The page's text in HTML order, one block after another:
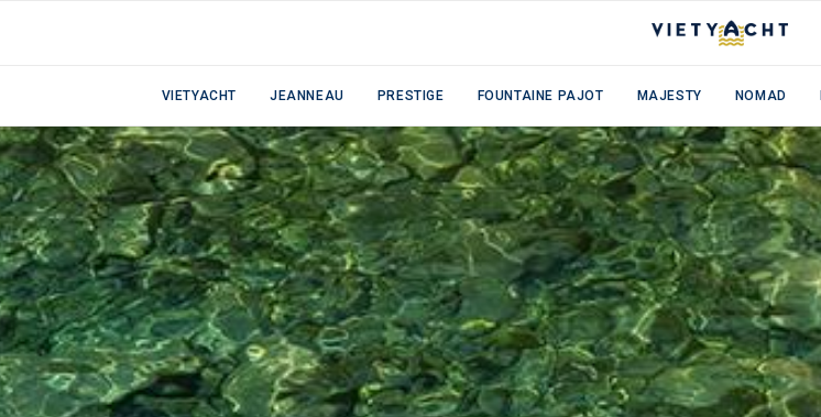
VIETYACHT JEANNEAU PRESTIGE FOUNTAINE PAJOT MAJESTY NOMAD